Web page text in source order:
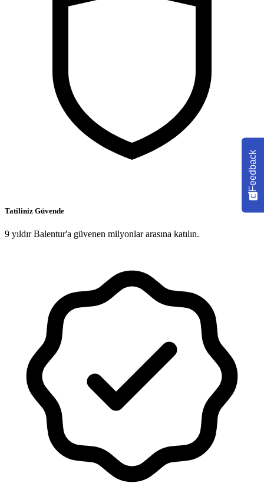
Tatiliniz Güvende
9 yıldır Balentur'a güvenen milyonlar arasına katılın.
Feedback